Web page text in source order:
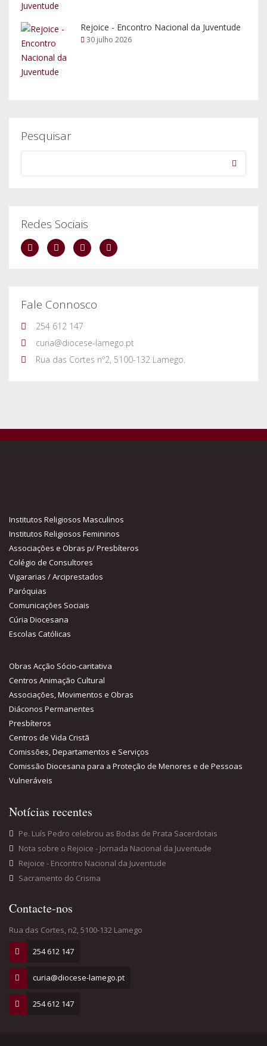
Rejoice - Encontro Nacional da Juventude
30 julho 2026
Pesquisar
Redes Sociais
Fale Connosco
254 612 147
curia@diocese-lamego.pt
Rua das Cortes nº2, 5100-132 Lamego.
Institutos Religiosos Masculinos
Institutos Religiosos Femininos
Associações e Obras p/ Presbíteros
Colégio de Consultores
Vigararias / Arciprestados
Paróquias
Comunicações Sociais
Cúria Diocesana
Escolas Católicas
Obras Acção Sócio-caritativa
Centros Animação Cultural
Associações, Movimentos e Obras
Diáconos Permanentes
Presbíteros
Centros de Vida Cristã
Comissões, Departamentos e Serviços
Comissão Diocesana para a Proteção de Menores e de Pessoas
Vulneráveis
Notícias recentes
Pe. Luís Pedro celebrou as Bodas de Prata Sacerdotais
Nota sobre o Rejoice - Jornada Nacional da Juventude
Rejoice - Encontro Nacional da Juventude
Sacramento do Crisma
Contacte-nos
Rua das Cortes, n2, 5100-132 Lamego
254 612 147
curia@diocese-lamego.pt
254 612 147